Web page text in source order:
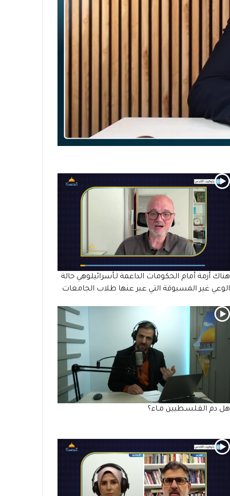
هناك أزمة أمام الحكومات الداعمة لـأسرائيلوهي حالة
الوعي غير المسبوقة التي عبر عنها طلاب الجامعات
هل دم الفـلسـطيين مـاء؟